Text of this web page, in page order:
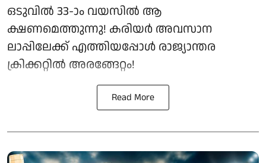
ഒടുവിൽ 33-ാം വയസിൽ ആ
ക്ഷണമെത്തുന്നു! കരിയർ അവസാന
ലാപ്പിലേക്ക് എത്തിയപ്പോൾ രാജ്യാന്തര
ക്രിക്കറ്റിൽ അരങ്ങേറ്റം!
Read More